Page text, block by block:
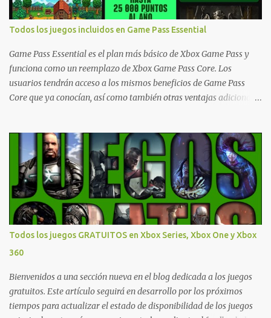
de promociones desde xbox.com. El post puede tener
actualizaciones regulares o cambios ante cualquier error. Ofertas
- Argentina Ofertas - Chile Ofertas - Colombia Ofertas - México
Ofertas - Estados Unidos Ofertas - España Todas las ofertas de
Xbox One también aplican a Xbox Series, a excepción de los jue...
Todos los juegos incluidos en Game Pass Essential
Game Pass Essential es el plan más básico de Xbox Game Pass y
funciona como un reemplazo de Xbox Game Pass Core. Los
usuarios tendrán acceso a los mismos beneficios de Game Pass
Core que ya conocían, así como también otras ventajas adicionales
que están en Xbox y PC, que van desde skins, desbloqueo de
personajes, paquetes de armas hasta emotes, monedas virtuales y
más para diferentes títulos. Todas estas ventajas se pueden
reclamar desde la sección de Game Pass o en tu aplicación de Xbox
yendo directamente a la pestaña de Game Pass. Essential también
ahora sumará el acceso a la Nube de Xbox, el cual nos permitite
jugar una pequeña porción de los juegos de la suscripción
mediante xCloud y más de 600 juegos compatibles si es que los
compramos previamente (con más títulos en camino a ser
compatibles con la función Transmite tu Propios Juegos). Pueden
leer más...
Todos los juegos GRATUITOS en Xbox Series, Xbox One y Xbox
360
Bienvenidos a una sección nueva en el blog dedicada a los juegos
gratuitos. Este artículo seguirá en desarrollo por los próximos
tiempos para actualizar el estado de disponibilidad de los juegos